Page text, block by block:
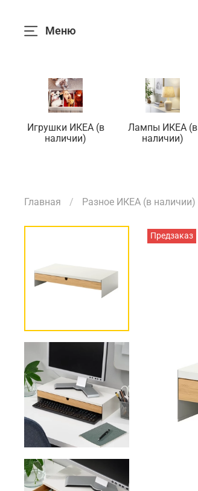
Меню
Игрушки ИКЕА (в
наличии)
Лампы ИКЕА (в
наличии)
Главная Разное ИКЕА (в наличии)
Предзаказ